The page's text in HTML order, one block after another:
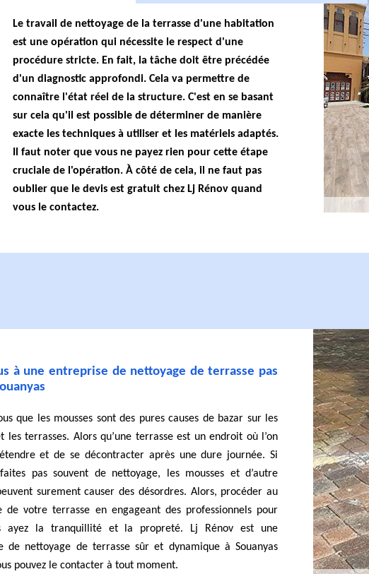
Le travail de nettoyage de la terrasse d'une habitation
est une opération qui nécessite le respect d'une
procédure stricte. En fait, la tâche doit être précédée
d'un diagnostic approfondi. Cela va permettre de
connaître l'état réel de la structure. C'est en se basant
sur cela qu'il est possible de déterminer de manière
exacte les techniques à utiliser et les matériels adaptés.
Il faut noter que vous ne payez rien pour cette étape
cruciale de l'opération. À côté de cela, il ne faut pas
oublier que le devis est gratuit chez Lj Rénov quand
vous le contactez.
à une entreprise de nettoyage de terrasse pas
que les mousses sont des pures causes de bazar sur les
les terrasses. Alors qu’une terrasse est un endroit où l’on
et de se décontracter après une dure journée. Si
pas souvent de nettoyage, les mousses et d’autre
surement causer des désordres. Alors, procéder au
de votre terrasse en engageant des professionnels pour
ayez la tranquillité et la propreté. Lj Rénov est une
de nettoyage de terrasse sûr et dynamique à Souanyas
pouvez le contacter à tout moment.